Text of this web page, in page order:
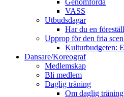
VASS
Utbudsdagar
Har du en
Upprop för den fria
Kulturbudgeten:
Dansare/Koreograf
Medlemskap
Bli medlem
Daglig träning
Om daglig träning